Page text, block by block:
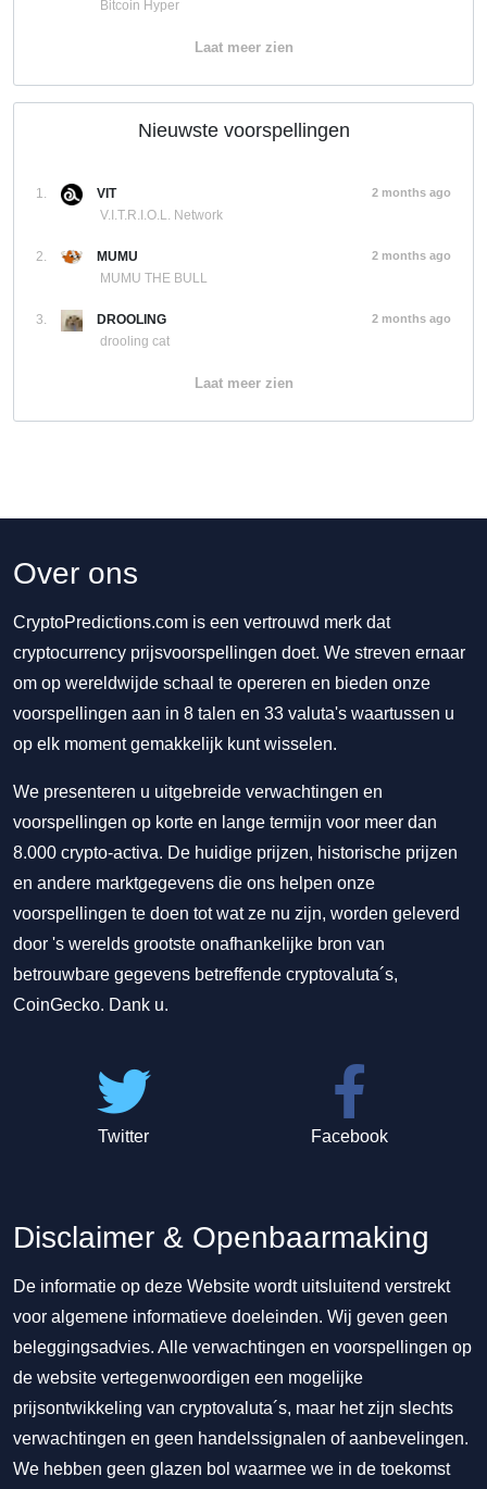
Bitcoin Hyper
Laat meer zien
Nieuwste voorspellingen
1.
VIT
V.I.T.R.I.O.L. Network
2 months ago
2.
MUMU
MUMU THE BULL
2 months ago
3.
DROOLING
drooling cat
2 months ago
Laat meer zien
Over ons
CryptoPredictions.com is een vertrouwd merk dat
cryptocurrency prijsvoorspellingen doet. We streven ernaar
om op wereldwijde schaal te opereren en bieden onze
voorspellingen aan in 8 talen en 33 valuta's waartussen u
op elk moment gemakkelijk kunt wisselen.
We presenteren u uitgebreide verwachtingen en
voorspellingen op korte en lange termijn voor meer dan
8.000 crypto-activa. De huidige prijzen, historische prijzen
en andere marktgegevens die ons helpen onze
voorspellingen te doen tot wat ze nu zijn, worden geleverd
door 's werelds grootste onafhankelijke bron van
betrouwbare gegevens betreffende cryptovaluta´s,
CoinGecko. Dank u.
Twitter Facebook
Disclaimer & Openbaarmaking
De informatie op deze Website wordt uitsluitend verstrekt
voor algemene informatieve doeleinden. Wij geven geen
beleggingsadvies. Alle verwachtingen en voorspellingen op
de website vertegenwoordigen een mogelijke
prijsontwikkeling van cryptovaluta´s, maar het zijn slechts
verwachtingen en geen handelssignalen of aanbevelingen.
We hebben geen glazen bol waarmee we in de toekomst